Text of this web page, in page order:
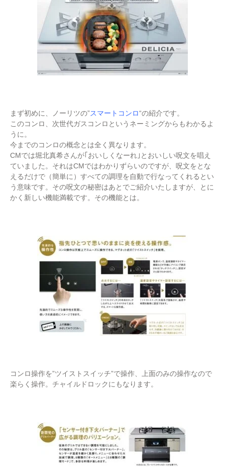
まず初めに、ノーリツの”スマートコンロ“の紹介です。
このコンロ、次世代ガスコンロというネーミングからもわかるよ
うに。
今までのコンロの概念とは全く異なります。
CMでは堀北真希さんが｢おいしくなーれ｣とおいしい呪文を唱え
ていました。それはCMではわかりずらいのですが、呪文をとな
えるだけで（簡単に）すべての調理を自動で行なってくれるとい
う意味です。その呪文の秘密はあとでご紹介いたしますが、とに
かく新しい機能満載です。その機能とは。
コンロ操作を”ツイストスイッチ”で操作、上面のみの操作なので
楽らく操作。チャイルドロックにもなります。